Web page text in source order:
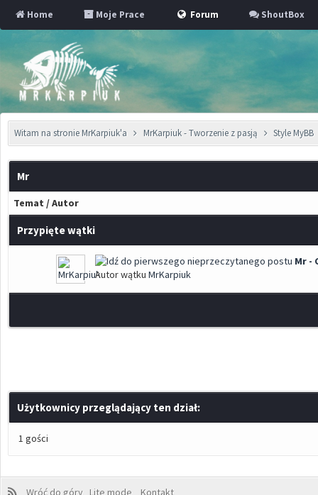
Home Moje Prace Forum ShoutBox
Witam na stronie MrKarpiuk'a MrKarpiuk - Tworzenie z pasją Style MyBB
Mr
Temat /Autor
Przypięte wątki
Mr -
Autor wątku MrKarpiuk
Użytkownicy przeglądający ten dział:
1 gości
Wróć do góry Lite mode
Kontakt